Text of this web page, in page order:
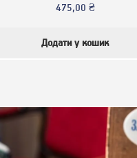
475,00 ₴
Додати у кошик